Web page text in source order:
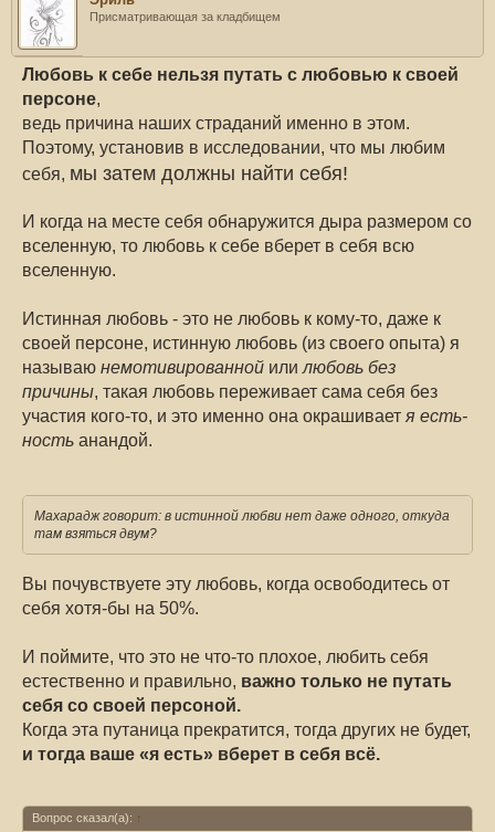
Присматривающая за кладбищем
Любовь к себе нельзя путать с любовью к своей
персоне,
ведь причина наших страданий именно в этом.
Поэтому, установив в исследовании, что мы любим
себя, мы затем должны найти себя!
И когда на месте себя обнаружится дыра размером со
вселенную, то любовь к себе вберет в себя всю
вселенную.
Истинная любовь - это не любовь к кому-то, даже к
своей персоне, истинную любовь (из своего опыта) я
называю немотивированной или любовь без
причины, такая любовь переживает сама себя без
участия кого-то, и это именно она окрашивает я есть-
ность анандой.
Махарадж говорит: в истинной любви нет даже одного, откуда
там взяться двум?
Вы почувствуете эту любовь, когда освободитесь от
себя хотя-бы на 50%.
И поймите, что это не что-то плохое, любить себя
естественно и правильно, важно только не путать
себя со своей персоной.
Когда эта путаница прекратится, тогда других не будет,
и тогда ваше «я есть» вберет в себя всё.
Вопрос сказал(а): ↑